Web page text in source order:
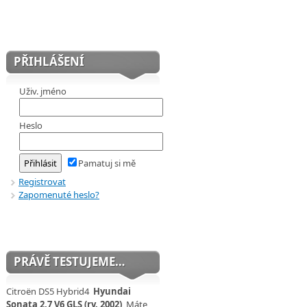
PŘIHLÁŠENÍ
Uživ. jméno
Heslo
Pamatuj si mě
Registrovat
Zapomenuté heslo?
PRÁVĚ TESTUJEME…
Citroën DS5 Hybrid4 Hyundai
Sonata 2,7 V6 GLS (rv. 2002) Máte